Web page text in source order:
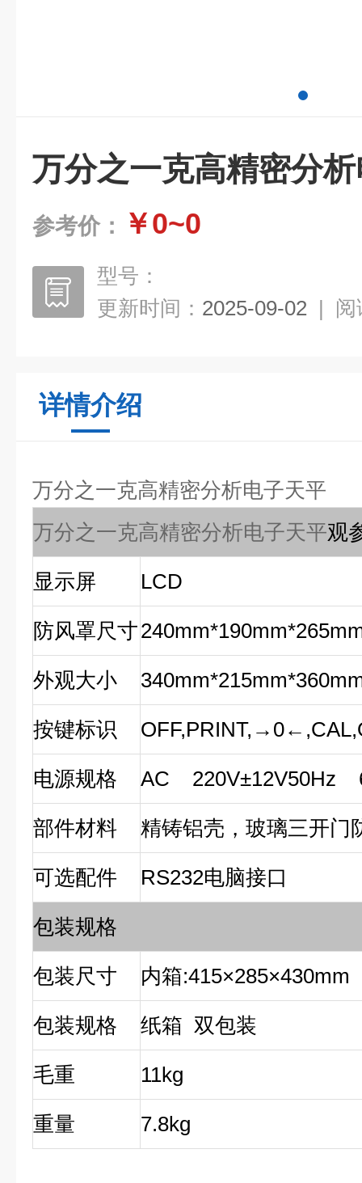
万分之一克高精密分
参考价： ￥0~0
型号：
更新时间： 2025-09-02 | 阅
详情介绍
万分之一克高精密分析电子天平
万分之一克高精密分析电子天平观
显示屏 LCD
防风罩尺寸240mm*190mm
外观大小 340mm
按键标识
电源规格 AC 220V±12V50Hz
部件材料 精铸铝壳，玻璃三开门
可选配件 RS232电脑接口
包装规格
包装尺寸 内箱:415×285×430mm
包装规格 纸箱 双包装
毛重 11kg
重量 7.8kg